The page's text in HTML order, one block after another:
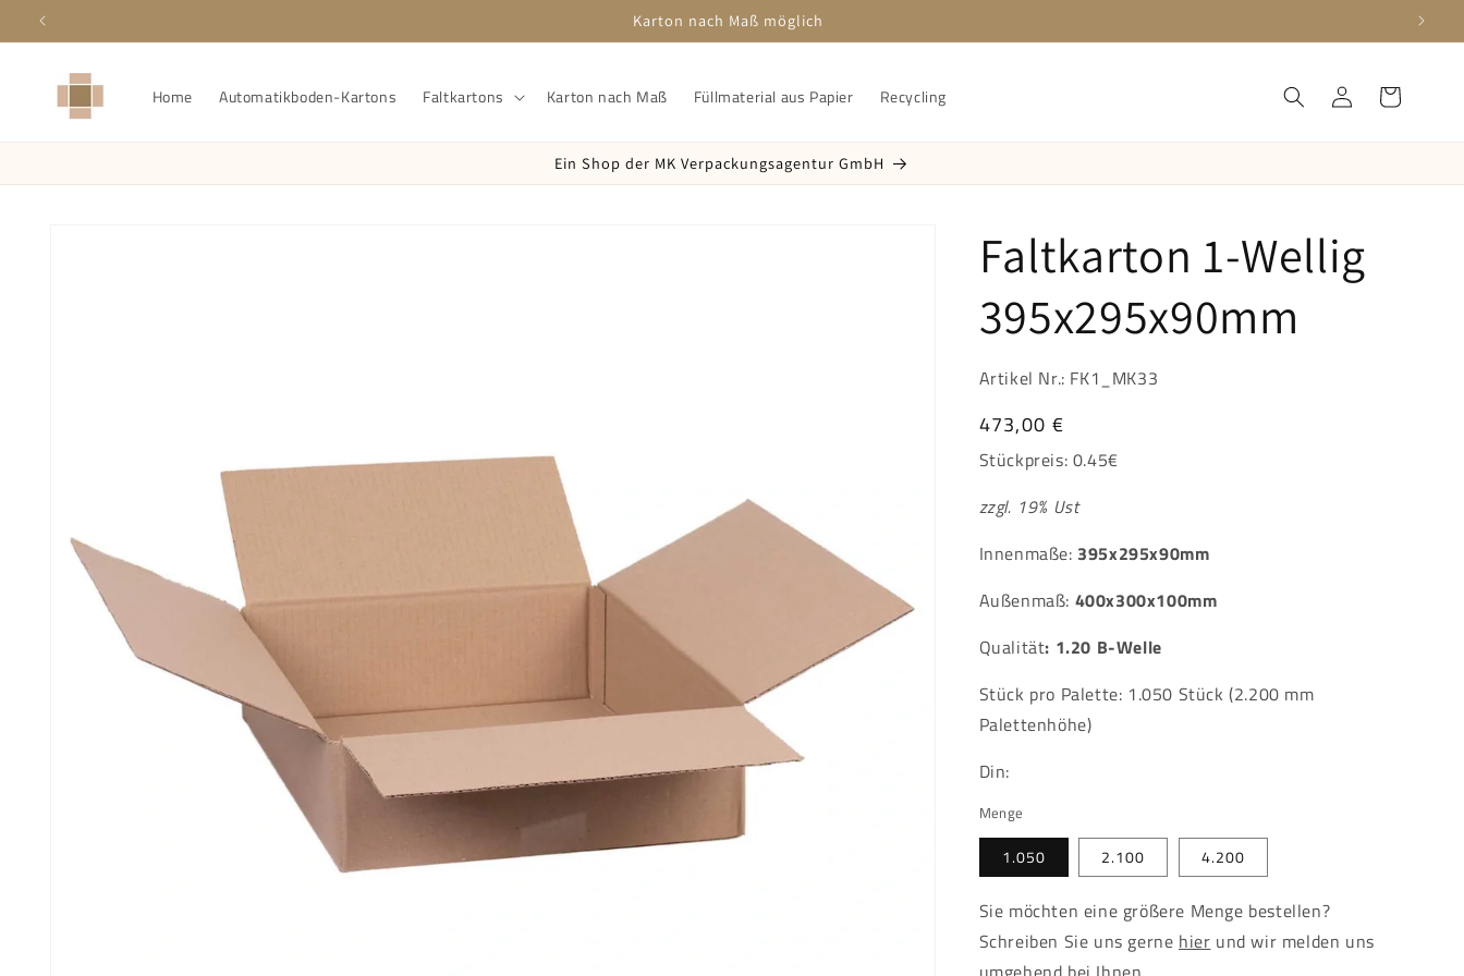
zum
Inhalt
Kostenloser Versand Deutschlandweit
Home Automatikboden-Kartons Faltkartons Karton nach Maß Füllmaterial aus Papier Recycling EinloggenWarenkorb
Ein Shop der MK Verpackungsagentur GmbH
Faltkarton 1-Wellig
395x295x90mm
Artikel Nr.: FK1_MK33
Normaler
Preis
473,00 €
Stückpreis: 0.45€
zzgl. 19% Ust
Innenmaße: 395x295x90mm
Außenmaß: 400x300x100mm
Qualität: 1.20 B-Welle
Stück pro Palette: 1.050 Stück (2.200 mm
Palettenhöhe)
Din:
Menge
1.050 2.100 4.200
Sie möchten eine größere Menge bestellen?
Schreiben Sie uns gerne hier und wir melden uns